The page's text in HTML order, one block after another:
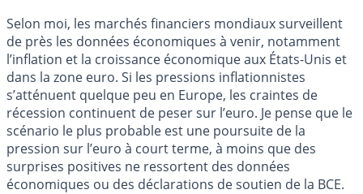
Selon moi, les marchés financiers mondiaux surveillent
de près les données économiques à venir, notamment
l’inflation et la croissance économique aux États-Unis et
dans la zone euro. Si les pressions inflationnistes
s’atténuent quelque peu en Europe, les craintes de
récession continuent de peser sur l’euro. Je pense que le
scénario le plus probable est une poursuite de la
pression sur l’euro à court terme, à moins que des
surprises positives ne ressortent des données
économiques ou des déclarations de soutien de la BCE.